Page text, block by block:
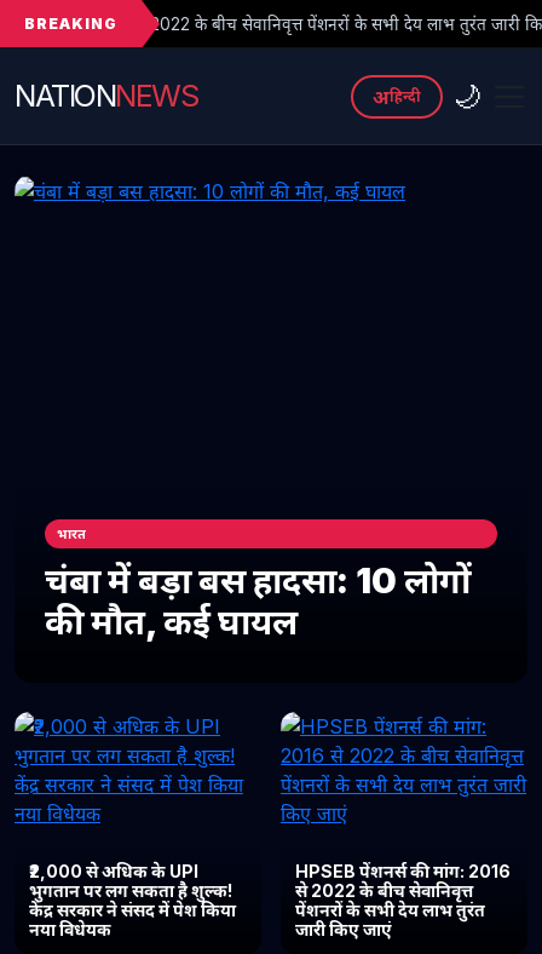
BREAKING
के बीच सेवानिवृत्त पेंशनरों के सभी देय लाभ तुरंत जारी किए जाएं ●
NATIONNEWS अहिन्दी 🌙
भारत
चंबा में बड़ा बस हादसा: 10 लोगों
की मौत, कई घायल
₹2,000 से अधिक के UPI
भुगतान पर लग सकता है शुल्क!
केंद्र सरकार ने संसद में पेश किया
नया विधेयक
HPSEB पेंशनर्स की मांग: 2016
से 2022 के बीच सेवानिवृत्त
पेंशनरों के सभी देय लाभ तुरंत
जारी किए जाएं